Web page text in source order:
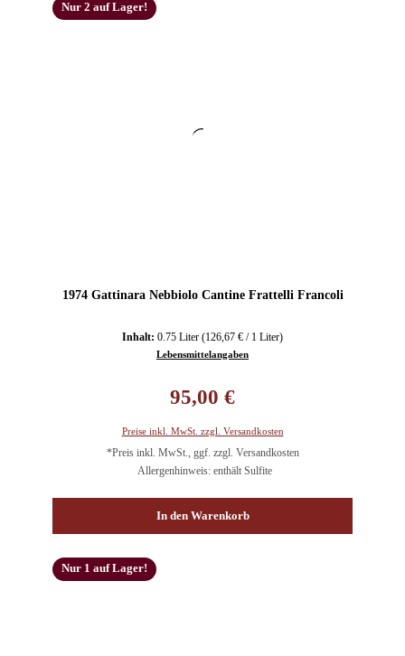
Nur 2 auf Lager!
1974 Gattinara Nebbiolo Cantine Frattelli Francoli
Inhalt: 0.75 Liter (126,67 € / 1 Liter)
Lebensmittelangaben
95,00 €
Preise inkl. MwSt. zzgl. Versandkosten
*Preis inkl. MwSt., ggf. zzgl. Versandkosten
Allergenhinweis: enthält Sulfite
In den Warenkorb
Nur 1 auf Lager!